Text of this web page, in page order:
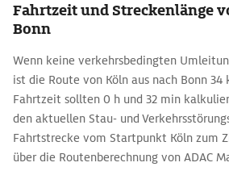
Fahrtzeit und Streckenlänge
Bonn
Wenn keine verkehrsbedingten
ist die Route von Köln aus nach Bonn 34
Fahrtzeit sollten 0 h und 32 min
den aktuellen Stau- und
Fahrtstrecke vom Startpunkt Köln zum
über die Routenberechnung von ADAC